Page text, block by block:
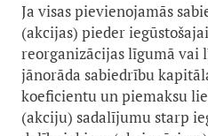
Ja visas pievienojamās
(akcijas) pieder
reorganizācijas līgumā vai
jānorāda sabiedrību
koeficientu un piemaksu
(akciju) sadalījumu starp